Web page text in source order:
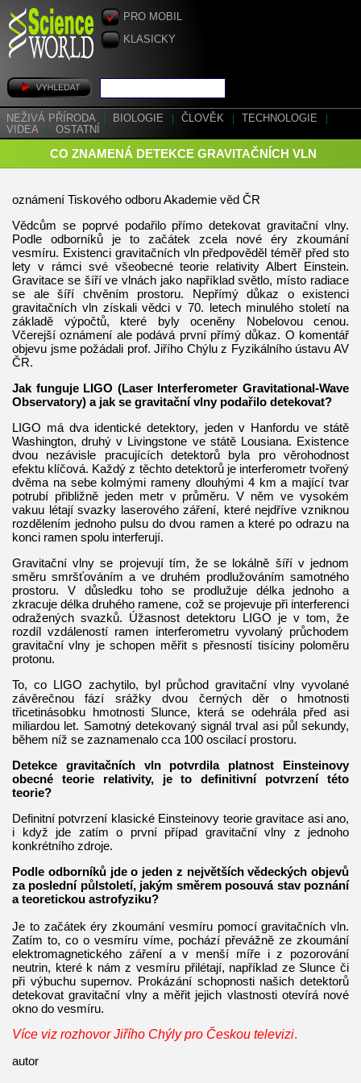
PRO MOBIL
KLASICKY
NEŽIVÁ PŘÍRODA BIOLOGIE ČLOVĚK TECHNOLOGIE
VIDEA
OSTATNÍ
CO ZNAMENÁ DETEKCE GRAVITAČNÍCH VLN
oznámení Tiskového odboru Akademie věd ČR
Vědcům se poprvé podařilo přímo detekovat gravitační vlny.
Podle odborníků je to začátek zcela nové éry zkoumání
vesmíru. Existenci gravitačních vln předpověděl téměř před sto
lety v rámci své všeobecné teorie relativity Albert Einstein.
Gravitace se šíří ve vlnách jako například světlo, místo radiace
se ale šíří chvěním prostoru. Nepřímý důkaz o existenci
gravitačních vln získali vědci v 70. letech minulého století na
základě výpočtů, které byly oceněny Nobelovou cenou.
Včerejší oznámení ale podává první přímý důkaz. O komentář
objevu jsme požádali prof. Jiřího Chýlu z Fyzikálního ústavu AV
ČR.
Jak funguje LIGO (Laser Interferometer Gravitational-Wave
Observatory) a jak se gravitační vlny podařilo detekovat?
LIGO má dva identické detektory, jeden v Hanfordu ve státě
Washington, druhý v Livingstone ve státě Lousiana. Existence
dvou nezávisle pracujících detektorů byla pro věrohodnost
efektu klíčová. Každý z těchto detektorů je interferometr tvořený
dvěma na sebe kolmými rameny dlouhými 4 km a mající tvar
potrubí přibližně jeden metr v průměru. V něm ve vysokém
vakuu létají svazky laserového záření, které nejdříve vzniknou
rozdělením jednoho pulsu do dvou ramen a které po odrazu na
konci ramen spolu interferují.
Gravitační vlny se projevují tím, že se lokálně šíří v jednom
směru smršťováním a ve druhém prodlužováním samotného
prostoru. V důsledku toho se prodlužuje délka jednoho a
zkracuje délka druhého ramene, což se projevuje při interferenci
odražených svazků. Úžasnost detektoru LIGO je v tom, že
rozdíl vzdáleností ramen interferometru vyvolaný průchodem
gravitační vlny je schopen měřit s přesností tisíciny poloměru
protonu.
To, co LIGO zachytilo, byl průchod gravitační vlny vyvolané
závěrečnou fází srážky dvou černých děr o hmotnosti
třicetinásobku hmotnosti Slunce, která se odehrála před asi
miliardou let. Samotný detekovaný signál trval asi půl sekundy,
během níž se zaznamenalo cca 100 oscilací prostoru.
Detekce gravitačních vln potvrdila platnost Einsteinovy
obecné teorie relativity, je to definitivní potvrzení této
teorie?
Definitní potvrzení klasické Einsteinovy teorie gravitace asi ano,
i když jde zatím o první případ gravitační vlny z jednoho
konkrétního zdroje.
Podle odborníků jde o jeden z největších vědeckých objevů
za poslední půlstoletí, jakým směrem posouvá stav poznání
a teoretickou astrofyziku?
Je to začátek éry zkoumání vesmíru pomocí gravitačních vln.
Zatím to, co o vesmíru víme, pochází převážně ze zkoumání
elektromagnetického záření a v menší míře i z pozorování
neutrin, které k nám z vesmíru přilétají, například ze Slunce či
při výbuchu supernov. Prokázání schopnosti našich detektorů
detekovat gravitační vlny a měřit jejich vlastnosti otevírá nové
okno do vesmíru.
Více viz rozhovor Jiřího Chýly pro Českou televizi.
autor